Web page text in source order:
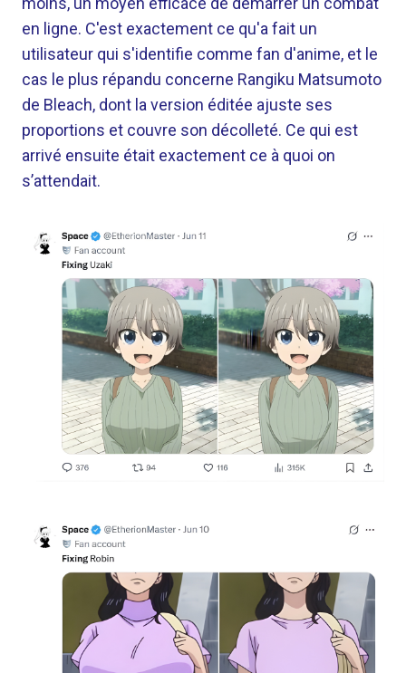
en ligne. C'est exactement ce qu'a fait un
utilisateur qui s'identifie comme fan d'anime, et le
cas le plus répandu concerne Rangiku Matsumoto
de Bleach, dont la version éditée ajuste ses
proportions et couvre son décolleté. Ce qui est
arrivé ensuite était exactement ce à quoi on
s’attendait.